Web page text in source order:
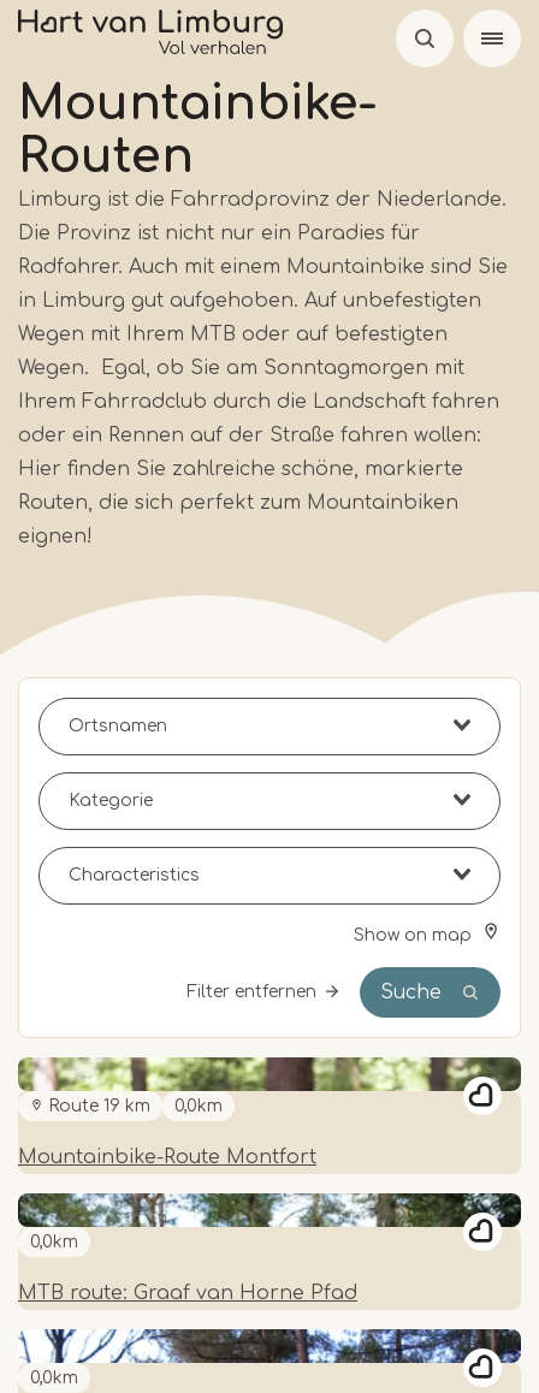
Skip
main
content
Mountainbike-
Routen
Limburg ist die Fahrradprovinz der Niederlande.
Die Provinz ist nicht nur ein Paradies für
Radfahrer. Auch mit einem Mountainbike sind Sie
in Limburg gut aufgehoben. Auf unbefestigten
Wegen mit Ihrem MTB oder auf befestigten
Wegen. Egal, ob Sie am Sonntagmorgen mit
Ihrem Fahrradclub durch die Landschaft fahren
oder ein Rennen auf der Straße fahren wollen:
Hier finden Sie zahlreiche schöne, markierte
Routen, die sich perfekt zum Mountainbiken
eignen!
Show on map
Filter entfernen Suche
Route 19 km 0,0km
Mountainbike-Route Montfort
0,0km
MTB route: Graaf van Horne Pfad
0,0km